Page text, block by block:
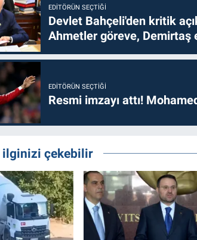
EDITÖRÜN SEÇTIĞI
Devlet Bahçeli'den kritik
Ahmetler göreve, Demirtaş
EDITÖRÜN SEÇTIĞI
Resmi imzayı attı!
ilginizi çekebilir